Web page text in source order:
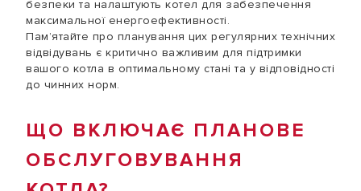
безпеки та налаштують котел для забезпечення
максимальної енергоефективності.
Пам’ятайте про планування цих регулярних технічних
відвідувань є критично важливим для підтримки
вашого котла в оптимальному стані та у відповідності
до чинних норм.
ЩО ВКЛЮЧАЄ ПЛАНОВЕ
ОБСЛУГОВУВАННЯ